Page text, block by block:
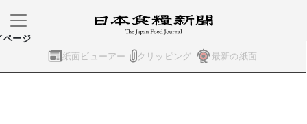
紙面ビューアー クリッピング 最新の紙面
ページ